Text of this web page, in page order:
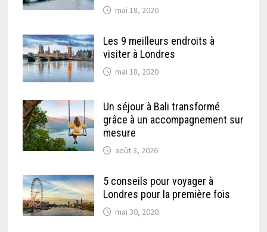
mai 18, 2020
Les 9 meilleurs endroits à
visiter à Londres
mai 18, 2020
Un séjour à Bali transformé
grâce à un accompagnement sur
mesure
août 3, 2026
5 conseils pour voyager à
Londres pour la première fois
mai 30, 2020